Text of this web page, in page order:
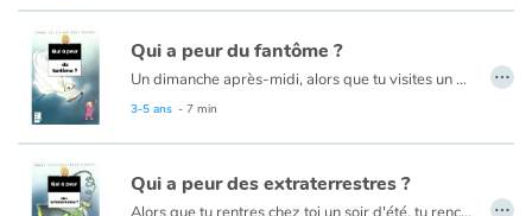
Qui a peur du fantôme ?
Un dimanche après-midi, alors que tu visites un château avec tes parents, tu décides d'explorer un peu les lieux. Tout à coup, dans l’obscurité, une voix crie. On dirait un rire méchant, accompagné de bruits de ferraille. En bas de l’escalier, tu aperçois un genre de gros oiseau blanc ! Mais voilà que c’est un… FANTÔME !
3-5 ans - 7 min
…
Qui a peur des extraterrestres ?
…